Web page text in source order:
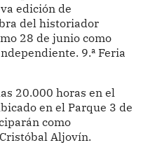
edición de
del historiador
28 de junio como
9.ª Feria
20.000 horas en el
en el Parque 3 de
como
Aljovín.